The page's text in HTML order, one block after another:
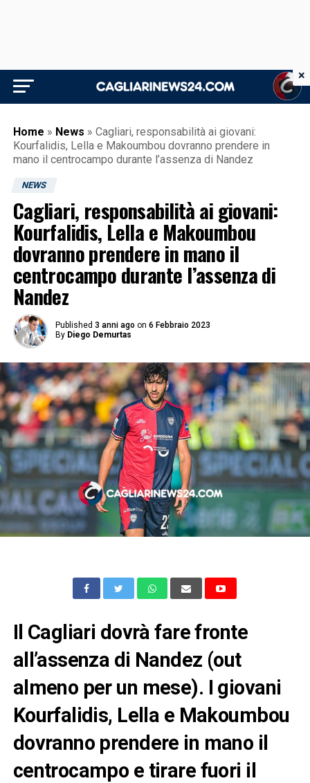
Home » News » Cagliari, responsabilità ai giovani:
Kourfalidis, Lella e Makoumbou dovranno prendere in
mano il centrocampo durante l’assenza di Nandez
NEWS
Cagliari, responsabilità ai giovani:
Kourfalidis, Lella e Makoumbou
dovranno prendere in mano il
centrocampo durante l’assenza di
Nandez
Published 3 anni ago on 6 Febbraio 2023
By Diego Demurtas
Il Cagliari dovrà fare fronte
all’assenza di Nandez (out
almeno per un mese). I giovani
Kourfalidis, Lella e Makoumbou
dovranno prendere in mano il
centrocampo e tirare fuori il
×